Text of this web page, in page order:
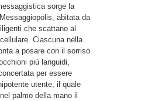
sorge la
abitata da
che scattano al
Ciascuna nella
a posare con il sorriso
più languidi,
per essere
utente, il quale
palmo della mano il